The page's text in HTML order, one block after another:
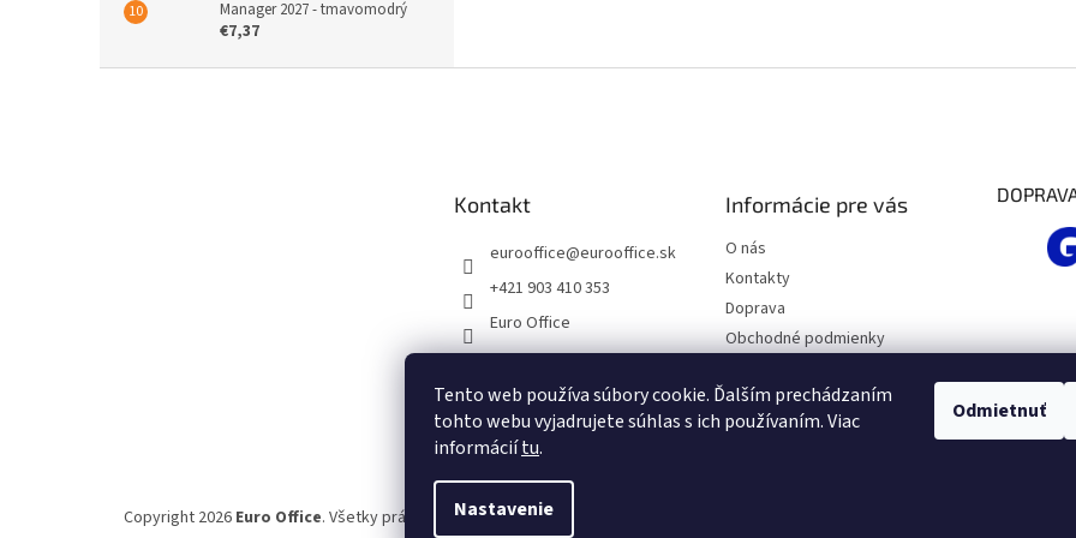
Tento web používa súbory cookie. Ďalším prechádzaním
tohto webu vyjadrujete súhlas s ich používaním. Viac
informáciítu.
Nastavenie
Odmietnuť
Manager 2027 - tmavomodrý
€7,37
Kontakt
eurooffice@eurooffice.sk
+421 903 410 353
Euro Office
Informácie pre vás
O nás
Kontakty
Doprava
Obchodné podmienky
údajov
Moja objednávka
Copyright 2026 Euro Office. Všetky práva vyhradené.